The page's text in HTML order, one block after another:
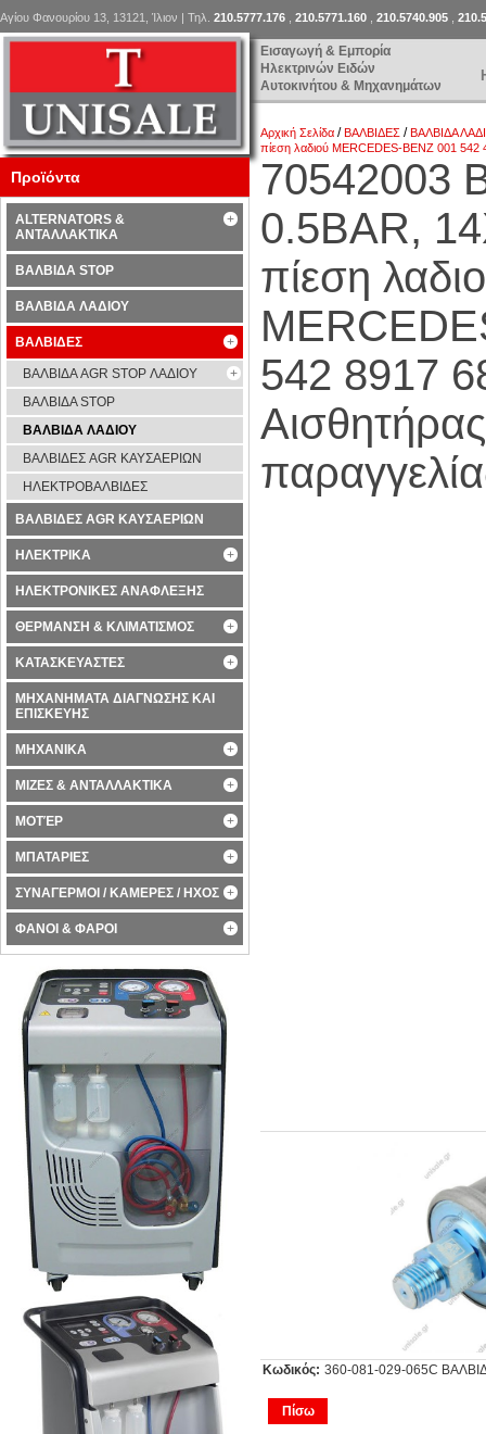
Εισαγωγή & Εμπορία
Ηλεκτρινών Ειδών
Αυτοκινήτου & Μηχανημάτων
Αγίου Φανουρίου 13, 13121, Ίλιον | Τηλ. 210.5777.176 210.5771.160 210.5740.905
Αρχική Σελίδα /ΒΑΛΒΙΔΕΣ /ΒΑΛΒΙΔΑ
πίεση λαδιού MERCEDES-BENZ 001 542
70542003
0.5BAR,
πίεση
542 8917
Κωδικός: 360-081-029-065C
Πίσω
Προϊόντα
ALTERNATORS &
ΑΝΤΑΛΛΑΚΤΙΚΑ
ΒΑΛΒΙΔΑ STOP
ΒΑΛΒΙΔΑ ΛΑΔΙΟΥ
ΒΑΛΒΙΔΕΣ
ΒΑΛΒΙΔΑ AGR STOP ΛΑΔΙΟΥ
ΒΑΛΒΙΔΑ STOP
ΒΑΛΒΙΔΑ ΛΑΔΙΟΥ
ΒΑΛΒΙΔΕΣ AGR ΚΑΥΣΑΕΡΙΩΝ
ΗΛΕΚΤΡΟΒΑΛΒΙΔΕΣ
ΒΑΛΒΙΔΕΣ AGR ΚΑΥΣΑΕΡΙΩΝ
ΗΛΕΚΤΡΙΚΑ
ΗΛΕΚΤΡΟΝΙΚΕΣ ΑΝΑΦΛΕΞΗΣ
ΘΕΡΜΑΝΣΗ & ΚΛΙΜΑΤΙΣΜΟΣ
ΚΑΤΑΣΚΕΥΑΣΤΕΣ
ΜΗΧΑΝΗΜΑΤΑ ΔΙΑΓΝΩΣΗΣ ΚΑΙ
ΕΠΙΣΚΕΥΗΣ
ΜΗΧΑΝΙΚΑ
ΜΙΖΕΣ & ΑΝΤΑΛΛΑΚΤΙΚΑ
ΜΟΤΈΡ
ΜΠΑΤΑΡΙΕΣ
ΣΥΝΑΓΕΡΜΟΙ / ΚΑΜΕΡΕΣ / ΗΧΟΣ
ΦΑΝΟΙ & ΦΑΡΟΙ